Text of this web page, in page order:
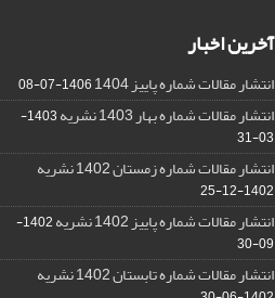
آخرین اخبار
انتشار مقالات شماره پاییز 1404 1406-07-08
انتشار مقالات شماره بهار 1403 نشریه
1403-
03-31
انتشار مقالات شماره زمستان 1402 نشریه
1402-12-25
انتشار مقالات شماره پاییز 1402 نشریه
1402-
09-30
انتشار مقالات شماره تابستان 1402 نشریه